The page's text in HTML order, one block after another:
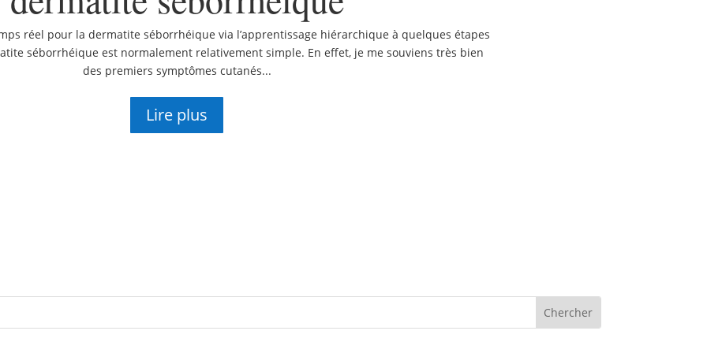
réel pour la dermatite séborrhéique via l’apprentissage hiérarchique à quelques étapes
séborrhéique est normalement relativement simple. En effet, je me souviens très bien
des premiers symptômes cutanés...
Lire plus